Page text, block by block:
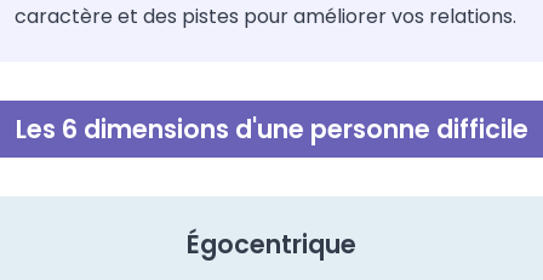
caractère et des pistes pour améliorer vos relations.
Les 6 dimensions d'une personne difficile
Égocentrique